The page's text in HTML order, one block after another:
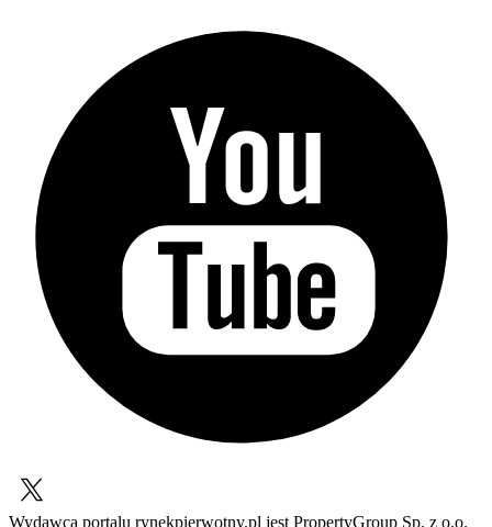
Wydawcą portalu rynekpierwotny.pl jest PropertyGroup Sp. z o.o.